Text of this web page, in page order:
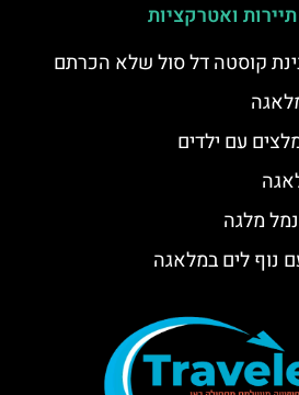
ואטרקציות
קוסטה דל סול שלא הכרתם
עם ילדים
מלגה
נוף לים במלאגה